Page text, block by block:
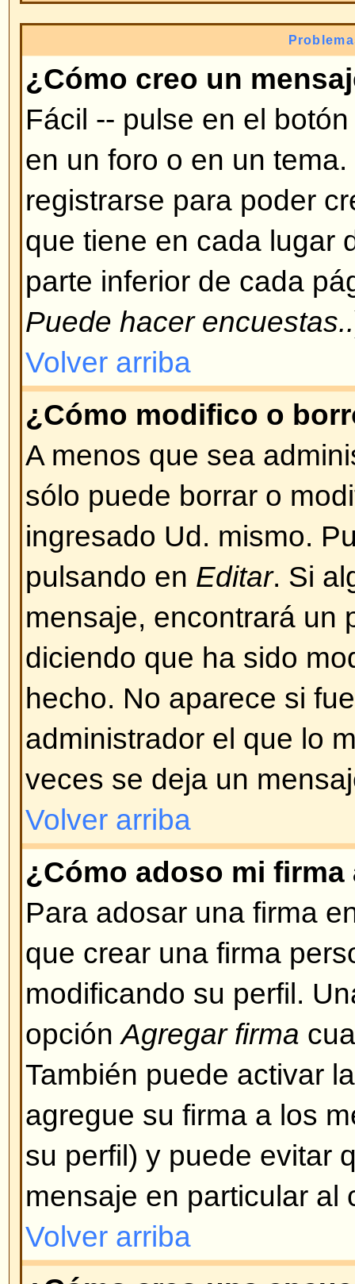
te puede dar un moderador o
Volver arriba
¿Por qué no puedo votar en
Sólo usuarios registrados
encuestas (para prevenir
ha registrado pero no puede
tenga autorización para votar
Volver arriba
Formatos y tipos de
¿Qué es BBCode?
BBCode es una
Depende del administrador si
los mensajes. También puede
casilla de verificación en el
mensaje. BBCode es muy
etiquetas (tags) se escriben
lugar de entre signos mayor y
un buen control sobre qué y
mensajes. Para más
guía a la que puede acceder
ingreso de mensajes.
Depende de si el administrador
qué etiquetas están permitidas.
seguridad para mantener la
estar habilitado, Ud. puede
crea un mensaje.
Volver arriba
¿Qué son los emoticonos o
Smileys, o emoticons, son
pueden ser usados para
Aparecen introduciendo un
ejemplo: :) significa feliz, :(
completa de emoticonos
desplegada cuando se está
Trate de no abusar de ellos, si
considera que su mensaje se
este motivo, puede decidir